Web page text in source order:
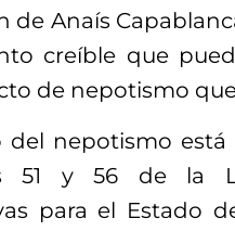
de Anaís
creíble que
de nepotismo
del nepotismo
51 y 56 de la
para el Estado